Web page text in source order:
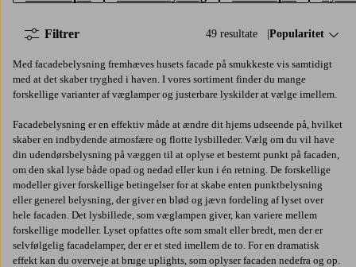
49 resultate Sorter efter:
Popularitet
Filtrer
Med facadebelysning fremhæves husets facade på smukkeste vis samtidigt
med at det skaber tryghed i haven. I vores sortiment finder du mange
forskellige varianter af væglamper og justerbare lyskilder at vælge imellem.
Facadebelysning er en effektiv måde at ændre dit hjems udseende på, hvilket
skaber en indbydende atmosfære og flotte lysbilleder. Vælg om du vil have
din udendørsbelysning på væggen til at oplyse et bestemt punkt på facaden,
om den skal lyse både opad og nedad eller kun i én retning. De forskellige
modeller giver forskellige betingelser for at skabe enten punktbelysning
eller generel belysning, der giver en blød og jævn fordeling af lyset over
hele facaden. Det lysbillede, som væglampen giver, kan variere mellem
forskellige modeller. Lyset opfattes ofte som smalt eller bredt, men der er
selvfølgelig facadelamper, der er et sted imellem de to. For en dramatisk
effekt kan du overveje at bruge uplights, som oplyser facaden nedefra og op.